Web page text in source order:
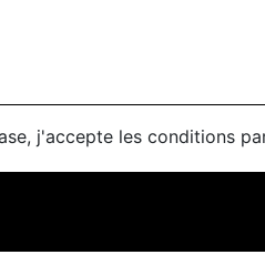
j'accepte les conditions